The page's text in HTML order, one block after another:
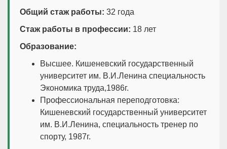
Общий стаж работы: 32 года
Стаж работы в профессии: 18 лет
Образование:
Высшее. Кишеневский государственный
университет им. В.И.Ленина специальность
Экономика труда,1986г.
Профессиональная переподготовка:
Кишеневский государственный университет
им. В.И.Ленина, специальность тренер по
спорту, 1987г.